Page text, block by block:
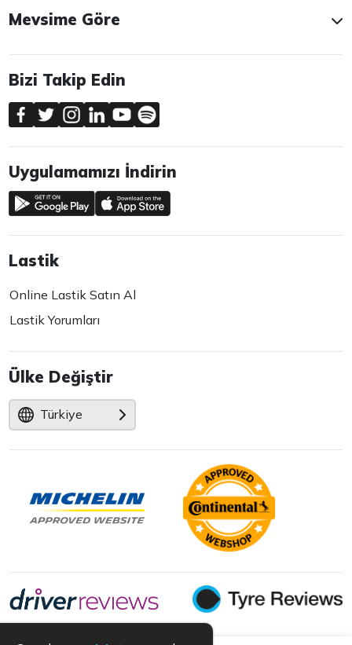
Mevsime Göre
Bizi Takip Edin
Uygulamamızı İndirin
Lastik
Online Lastik Satın Al
Lastik Yorumları
Ülke Değiştir
Türkiye